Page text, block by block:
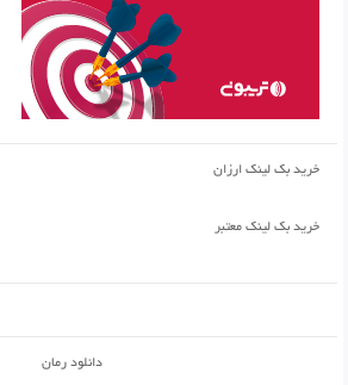
خرید بک لینک ارزان
خرید بک لینک معتبر
دانلود رمان